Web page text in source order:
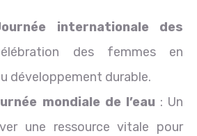
internationale des
des femmes en
développement durable.
mondiale de l’eau : Un
une ressource vitale pour